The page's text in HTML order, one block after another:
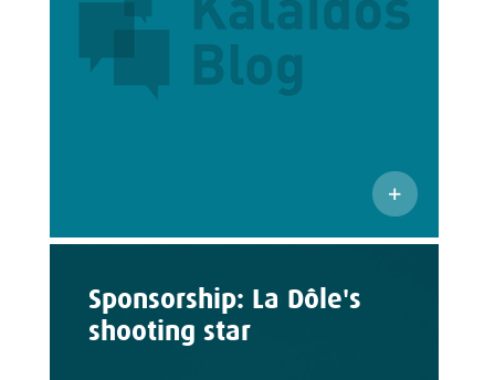
Sponsorship: La Dôle's
shooting star